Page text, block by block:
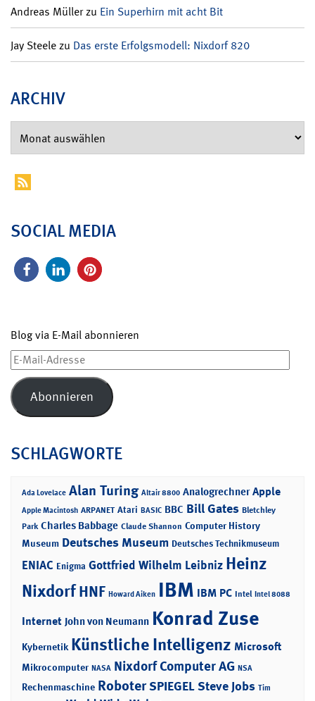
Andreas Müllerzu Ein Superhirn mit acht Bit
Jay Steelezu Das erste Erfolgsmodell: Nixdorf 820
ARCHIV
SOCIAL MEDIA
Blog via E-Mail abonnieren
E-
Mail-
Adresse
Abonnieren
SCHLAGWORTE
Ada Lovelace Alan Turing Altair 8800 Analogrechner Apple
Apple Macintosh ARPANET Atari BASIC BBC Bill Gates Bletchley
Park Charles Babbage Claude Shannon Computer History
Museum Deutsches Museum Deutsches Technikmuseum
ENIAC Enigma Gottfried Wilhelm Leibniz Heinz
NixdorfHNF Howard Aiken IBM IBM PC Intel Intel 8088
Internet John von Neumann Konrad Zuse
Kybernetik Künstliche Intelligenz Microsoft
Mikrocomputer NASA Nixdorf Computer AG NSA
Rechenmaschine RoboterSPIEGELSteve Jobs Tim